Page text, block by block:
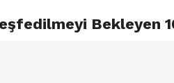
Bekleyen